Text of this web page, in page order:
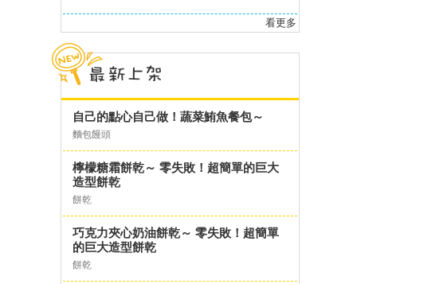
看更多
自己的點心自己做！蔬菜鮪魚餐包～
麵包饅頭
檸檬糖霜餅乾～ 零失敗！超簡單的巨大
造型餅乾
餅乾
巧克力夾心奶油餅乾～ 零失敗！超簡單
的巨大造型餅乾
餅乾